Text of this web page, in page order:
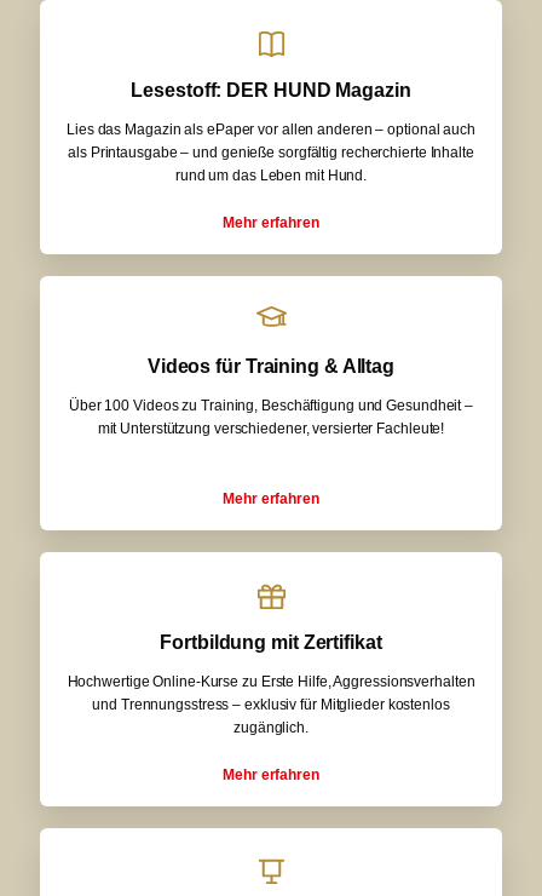
Lesestoff: DER HUND Magazin
Lies das Magazin als ePaper vor allen anderen – optional auch
als Printausgabe – und genieße sorgfältig recherchierte Inhalte
rund um das Leben mit Hund.
Mehr erfahren
Videos für Training & Alltag
Über 100 Videos zu Training, Beschäftigung und Gesundheit –
mit Unterstützung verschiedener, versierter Fachleute!
Mehr erfahren
Fortbildung mit Zertifikat
Hochwertige Online-Kurse zu Erste Hilfe, Aggressionsverhalten
und Trennungsstress – exklusiv für Mitglieder kostenlos
zugänglich.
Mehr erfahren